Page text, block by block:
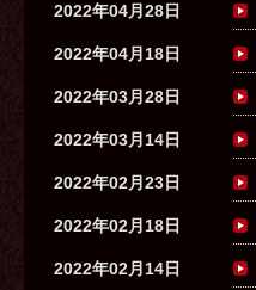
2022年04月28日
2022年04月18日
2022年03月28日
2022年03月14日
2022年02月23日
2022年02月18日
2022年02月14日